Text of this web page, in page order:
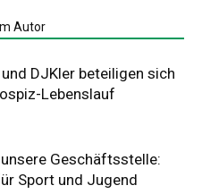
Autor
DJKler beteiligen sich
Lebenslauf
Geschäftsstelle:
Sport und Jugend